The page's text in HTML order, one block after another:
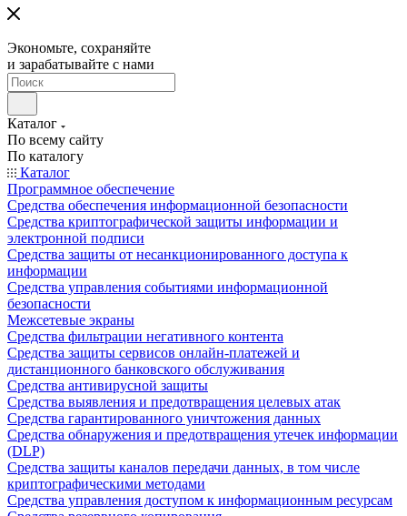
Экономьте, сохраняйте
и зарабатывайте с нами
Каталог
По всему сайту
По каталогу
Каталог
Программное обеспечение
Средства обеспечения информационной безопасности
Средства криптографической защиты информации и
электронной подписи
Средства защиты от несанкционированного доступа к
информации
Средства управления событиями информационной
безопасности
Межсетевые экраны
Средства фильтрации негативного контента
Средства защиты сервисов онлайн-платежей и
дистанционного банковского обслуживания
Средства антивирусной защиты
Средства выявления и предотвращения целевых атак
Средства гарантированного уничтожения данных
Средства обнаружения и предотвращения утечек информации
(DLP)
Средства защиты каналов передачи данных, в том числе
криптографическими методами
Средства управления доступом к информационным ресурсам